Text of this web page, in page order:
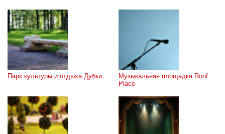
Парк культуры и отдыха Дубки
Музыкальная площадка Roof
Place